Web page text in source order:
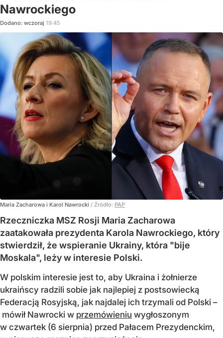
Nawrockiego
Dodano: wczoraj 19:45
Maria Zacharowa i Karol Nawrocki / Źródło: PAP
Rzeczniczka MSZ Rosji Maria Zacharowa
zaatakowała prezydenta Karola Nawrockiego, który
stwierdził, że wspieranie Ukrainy, która "bije
Moskala", leży w interesie Polski.
W polskim interesie jest to, aby Ukraina i żołnierze
ukraińscy radzili sobie jak najlepiej z postsowiecką
Federacją Rosyjską, jak najdalej ich trzymali od Polski –
mówił Nawrocki w przemówieniu wygłoszonym
w czwartek (6 sierpnia) przed Pałacem Prezydenckim,